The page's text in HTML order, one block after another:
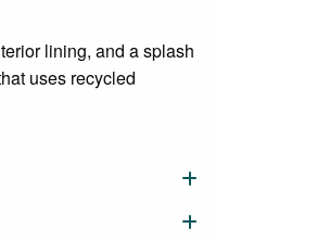
lining, and a splash
uses recycled